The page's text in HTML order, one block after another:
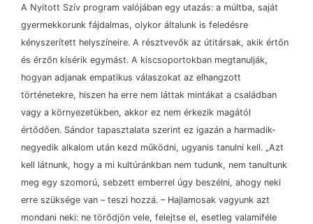
A Nyitott Szív program valójában egy utazás: a múltba, saját
gyermekkorunk fájdalmas, olykor általunk is feledésre
kényszerített helyszíneire. A résztvevők az útitársak, akik értőn
és érzőn kísérik egymást. A kiscsoportokban megtanulják,
hogyan adjanak empatikus válaszokat az elhangzott
történetekre, hiszen ha erre nem láttak mintákat a családban
vagy a környezetükben, akkor ez nem érkezik magától
értődően. Sándor tapasztalata szerint ez igazán a harmadik-
negyedik alkalom után kezd működni, ugyanis tanulni kell. „Azt
kell látnunk, hogy a mi kultúránkban nem tudunk, nem tanultunk
meg egy szomorú, sebzett emberrel úgy beszélni, ahogy neki
erre szüksége van –teszi hozzá. –Hajlamosak vagyunk azt
mondani neki: ne törődjön vele, felejtse el, esetleg valamiféle